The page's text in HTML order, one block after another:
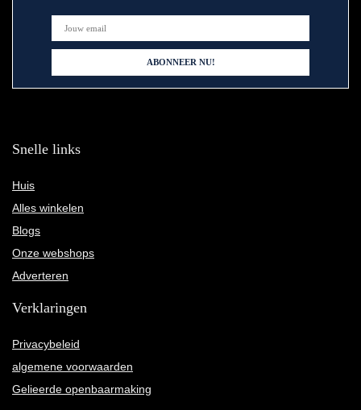
Snelle links
Huis
Alles winkelen
Blogs
Onze webshops
Adverteren
Verklaringen
Privacybeleid
algemene voorwaarden
Gelieerde openbaarmaking